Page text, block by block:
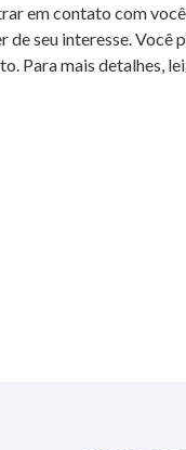
em contato com
de seu interesse. Você
Para mais detalhes,